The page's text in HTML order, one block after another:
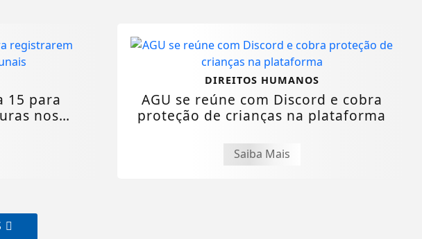
15 para
nos
DIREITOS HUMANOS
AGU se reúne com Discord e cobra
proteção de crianças na plataforma
Saiba Mais